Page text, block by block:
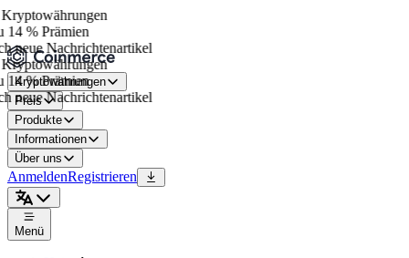
% Prämien
neue Nachrichtenartikel
% Prämien
neue Nachrichtenartikel
Kryptowährungen
Preis
Produkte
Informationen
Über uns
AnmeldenRegistrieren
Menü